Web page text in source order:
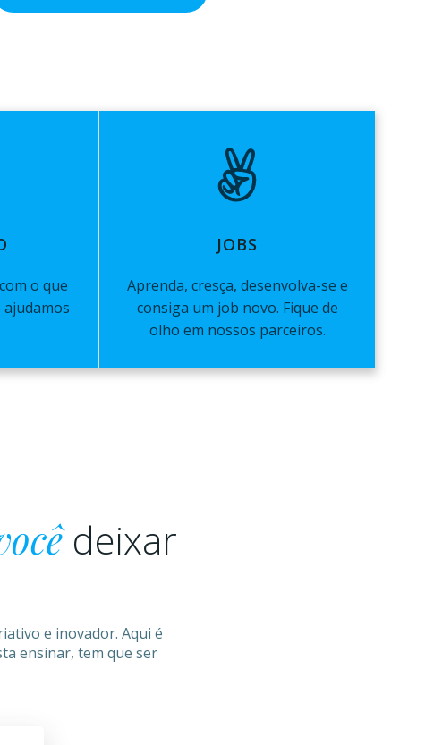
o que
JOBS
Aprenda, cresça, desenvolva-se e
consiga um job novo. Fique de
olho em nossos parceiros.
deixar
e inovador. Aqui é
ensinar, tem que ser